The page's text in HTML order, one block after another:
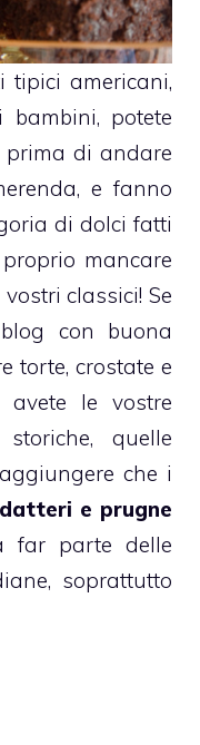
tipici americani,
potete
di andare
e fanno
di dolci fatti
mancare
classici! Se
con buona
torte, crostate e
le vostre
quelle
che i
datteri e prugne
far parte delle
soprattutto